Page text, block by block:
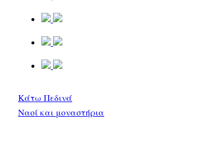
Κάτω Πεδινά
Ναοί και μοναστήρια